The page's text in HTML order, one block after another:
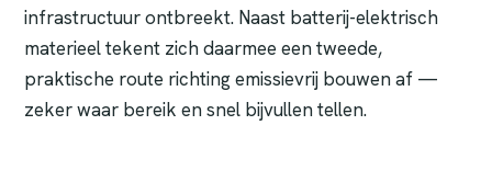
infrastructuur ontbreekt. Naast batterij-elektrisch
materieel tekent zich daarmee een tweede,
praktische route richting emissievrij bouwen af —
zeker waar bereik en snel bijvullen tellen.